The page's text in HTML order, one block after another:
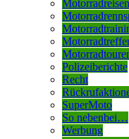
Motorradreisen
Polizeiberichte
Recht
SuperMoto
So nebenbei…
Werbung